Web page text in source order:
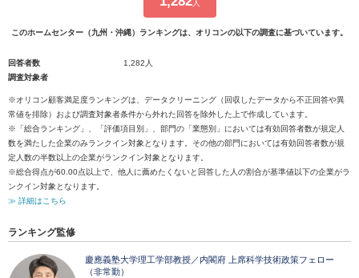
人
このホームセンター（九州・沖縄）ランキングは、オリコンの以下の調査に基づいています。
回答者数
1,282人
調査対象者
※オリコン顧客満足度ランキングは、データクリーニング（回収したデータから不正回答や異
常値を排除）および調査対象者条件から外れた回答を除外した上で作成しています。
※「総合ランキング」、「評価項目別」、部門の「業態別」においては有効回答者数が規定人
数を満たした企業のみランクイン対象となります。その他の部門においては有効回答者数が規
定人数の半数以上の企業がランクイン対象となります。
※総合得点が60.00点以上で、他人に薦めたくないと回答した人の割合が基準値以下の企業がラ
ンクイン対象となります。
≫ 詳細はこちら
ランキング監修
慶應義塾大学理工学部教授／内閣府 上席科学技術政策フェロー
（非常勤）